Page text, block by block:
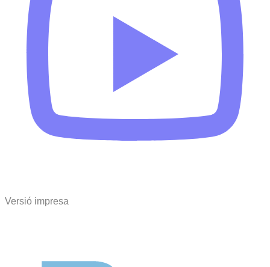
Versió impresa